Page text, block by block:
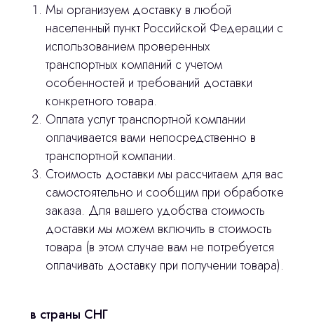
Мы организуем доставку в любой
населенный пункт Российской Федерации с
использованием проверенных
транспортных компаний с учетом
особенностей и требований доставки
конкретного товара.
Оплата услуг транспортной компании
оплачивается вами непосредственно в
транспортной компании.
Стоимость доставки мы рассчитаем для вас
самостоятельно и сообщим при обработке
заказа. Для вашего удобства стоимость
доставки мы можем включить в стоимость
товара (в этом случае вам не потребуется
оплачивать доставку при получении товара).
в страны СНГ
Остались вопросы
оставьте контакты, мы свяжемся и
ответим на все вопросы
© 2024 ЛС Дентал Групп
Главная
Продукция
Контакты